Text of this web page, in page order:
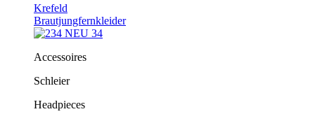
Krefeld
Brautjungfernkleider
Accessoires
Schleier
Headpieces